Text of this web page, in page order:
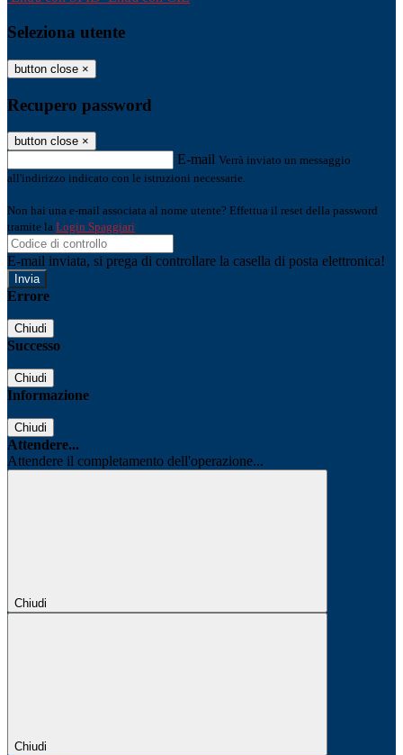
Seleziona utente
button close ×
Recupero password
button close ×
E-mail Verrà inviato un messaggio
all'indirizzo indicato con le istruzioni necessarie.
Non hai una e-mail associata al nome utente? Effettua il reset della password
tramite la Login Spaggiari
E-mail inviata, si prega di controllare la casella di posta elettronica!
Errore
Chiudi
Successo
Chiudi
Informazione
Chiudi
Attendere...
Attendere il completamento dell'operazione...
Chiudi
Chiudi